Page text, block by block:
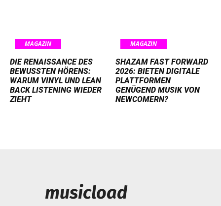
MAGAZIN
DIE RENAISSANCE DES
BEWUSSTEN HÖRENS:
WARUM VINYL UND LEAN
BACK LISTENING WIEDER
ZIEHT
MAGAZIN
SHAZAM FAST FORWARD
2026: BIETEN DIGITALE
PLATTFORMEN
GENÜGEND MUSIK VON
NEWCOMERN?
musicload